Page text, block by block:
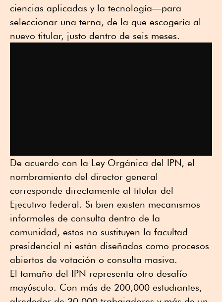
ciencias aplicadas y la tecnología—para
seleccionar una terna, de la que escogería al
nuevo titular, justo dentro de seis meses.
De acuerdo con la Ley Orgánica del IPN, el
nombramiento del director general
corresponde directamente al titular del
Ejecutivo federal. Si bien existen mecanismos
informales de consulta dentro de la
comunidad, estos no sustituyen la facultad
presidencial ni están diseñados como procesos
abiertos de votación o consulta masiva.
El tamaño del IPN representa otro desafío
mayúsculo. Con más de 200,000 estudiantes,